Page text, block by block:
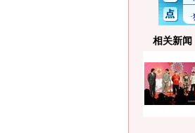
相关新闻